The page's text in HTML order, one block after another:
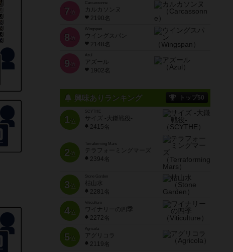
7 位
Carcassonne
カルカソンヌ
2190名
8 位
Wingspan
ウイングスパン
2148名
9 位
Azul
アズール
1902名
興味ありランキング トップ50
1位
SCYTHE
サイズ -大鎌戦役-
2415名
2位
Terraforming Mars
テラフォーミングマーズ
2394名
3位
Stone Garden
枯山水
2281名
4位
Viticulture
ワイナリーの四季
2272名
5位
Agricola
アグリコラ
2119名